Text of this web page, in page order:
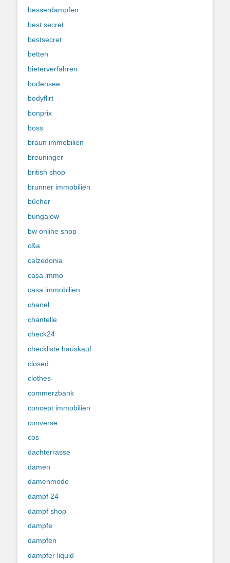
besserdampfen
best secret
bestsecret
betten
bieterverfahren
bodensee
bodyflirt
bonprix
boss
braun immobilien
breuninger
british shop
brunner immobilien
bücher
bungalow
bw online shop
c&a
calzedonia
casa immo
casa immobilien
chanel
chantelle
check24
checkliste hauskauf
closed
clothes
commerzbank
concept immobilien
converse
cos
dachterrasse
damen
damenmode
dampf 24
dampf shop
dampfe
dampfen
dampfer liquid